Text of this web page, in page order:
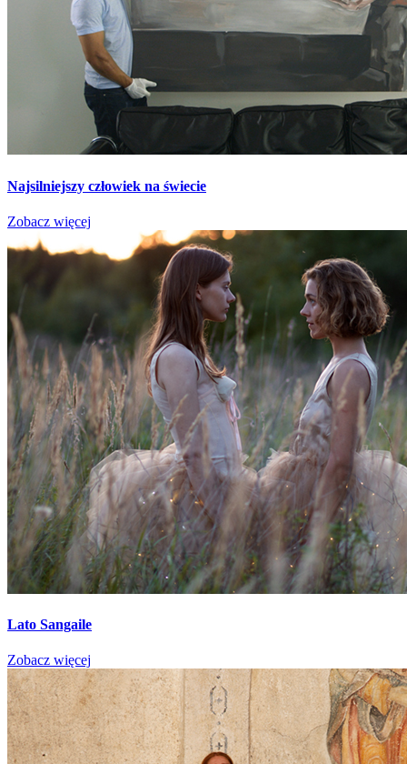
Najsilniejszy człowiek na świecie
Zobacz więcej
Lato Sangaile
Zobacz więcej